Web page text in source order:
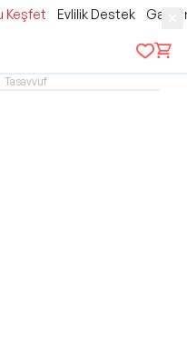
Keşfet Evlilik Destek
Tasavvuf